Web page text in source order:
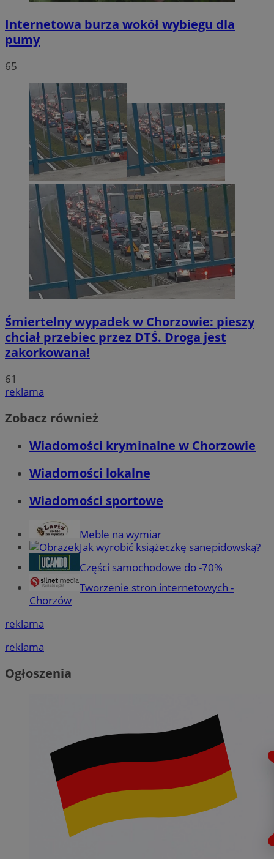
Internetowa burza wokół wybiegu dla
pumy
65
Śmiertelny wypadek w Chorzowie: pieszy
chciał przebiec przez DTŚ. Droga jest
zakorkowana!
61
reklama
Zobacz również
Wiadomości kryminalne w Chorzowie
Wiadomości lokalne
Wiadomości sportowe
Meble na wymiar
Jak wyrobić książeczkę sanepidowską?
Części samochodowe do -70%
Tworzenie stron internetowych -
Chorzów
reklama
reklama
Ogłoszenia